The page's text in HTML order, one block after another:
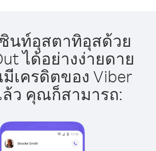
นท์อุสตาทิอุสด้วย
ได้อย่างง่ายดาย
เครดิตของ Viber
ว คุณก็สามารถ: